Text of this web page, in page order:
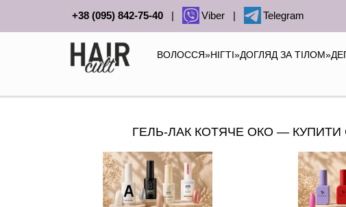
+38 (095) 842-75-40 | Viber | Telegram
ВОЛОССЯ»НІГТІ»ДОГЛЯД ЗА ТІЛОМ»
ГЕЛЬ-ЛАК КОТЯЧЕ ОКО — КУПИТИ